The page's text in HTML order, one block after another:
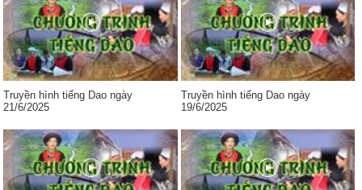
Truyền hình tiếng Dao ngày
21/6/2025
Truyền hình tiếng Dao ngày
19/6/2025